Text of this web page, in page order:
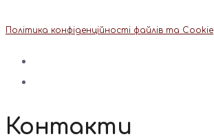
Політика конфіденційності файлів та Cookie
Контакти